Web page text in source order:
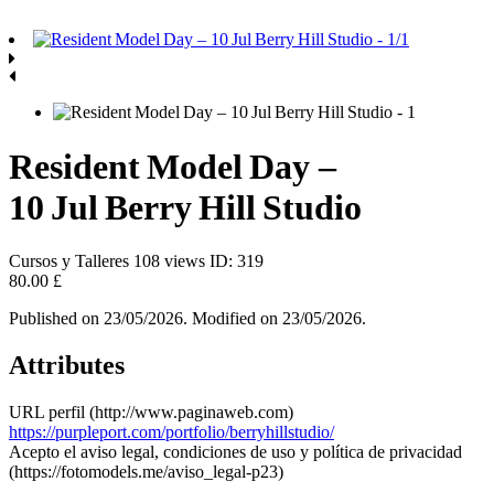
Resident Model Day –
10 Jul Berry Hill Studio
Cursos y Talleres 108 views ID: 319
80.00 £
Published on 23/05/2026. Modified on 23/05/2026.
Attributes
URL perfil (http://www.paginaweb.com)
https://purpleport.com/portfolio/berryhillstudio/
Acepto el aviso legal, condiciones de uso y política de privacidad
(https://fotomodels.me/aviso_legal-p23)